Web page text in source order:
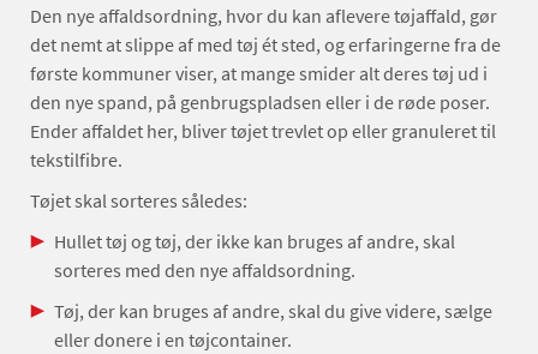
Den nye affaldsordning, hvor du kan aflevere tøjaffald, gør
det nemt at slippe af med tøj ét sted, og erfaringerne fra de
første kommuner viser, at mange smider alt deres tøj ud i
den nye spand, på genbrugspladsen eller i de røde poser.
Ender affaldet her, bliver tøjet trevlet op eller granuleret til
tekstilfibre.
Tøjet skal sorteres således:
Hullet tøj og tøj, der ikke kan bruges af andre, skal
sorteres med den nye affaldsordning.
Tøj, der kan bruges af andre, skal du give videre, sælge
eller donere i en tøjcontainer.